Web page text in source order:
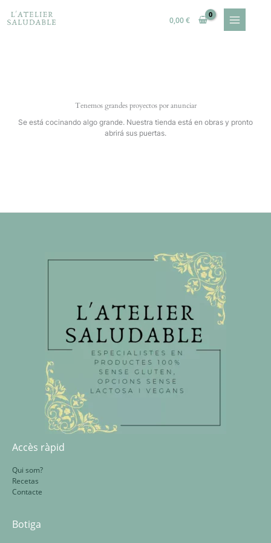
contenido
0,00€
Tenemos grandes proyectos por anunciar
Se está cocinando algo grande. Nuestra tienda está en obras y pronto
abrirá sus puertas.
Accès ràpid
Qui som?
Recetas
Contacte
Botiga